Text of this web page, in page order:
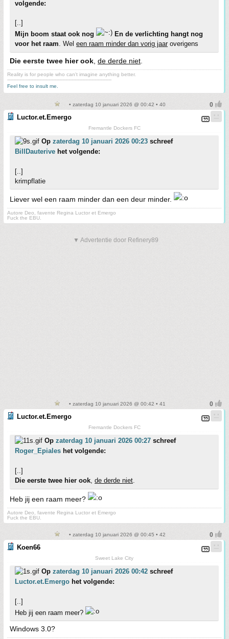
volgende:
[..]
Mijn boom staat ook nog
En de verlichting hangt nog
voor het raam. Wel een raam minder dan vorig jaaroverigens
Die eerste twee hier ook de derde niet
Reality is for people who can't imagine anything better.
--------------------------------------------------------------------
Feel free to insult me.
• zaterdag 10 januari 2026 @ 00:42 • 40
Luctor.et.Emergo
Fremantle Dockers FC
Op zaterdag 10 januari 2026 00:23 schreef
BillDauterive het volgende:
[..]
krimpflatie
Liever wel een raam minder dan een deur minder.
Autore Deo, favente Regina Luctor et Emergo
Fuck the EBU.
▼ Advertentie door Refinery89
• zaterdag 10 januari 2026 @ 00:42 • 41
Luctor.et.Emergo
Fremantle Dockers FC
Op zaterdag 10 januari 2026 00:27 schreef
Roger_Epiales het volgende:
[..]
Die eerste twee hier ook, de derde niet.
Heb jij een raam meer?
Autore Deo, favente Regina Luctor et Emergo
Fuck the EBU.
• zaterdag 10 januari 2026 @ 00:45 • 42
Koen66
Sweet Lake City
Op zaterdag 10 januari 2026 00:42 schreef
Luctor.et.Emergo het volgende:
[..]
Heb jij een raam meer?
Windows 3.0?